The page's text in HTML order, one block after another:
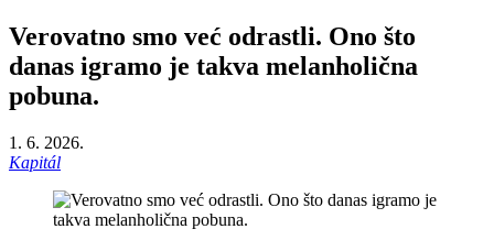
Verovatno smo već odrastli. Ono što
danas igramo je takva melanholična
pobuna.
1. 6. 2026.
Kapitál